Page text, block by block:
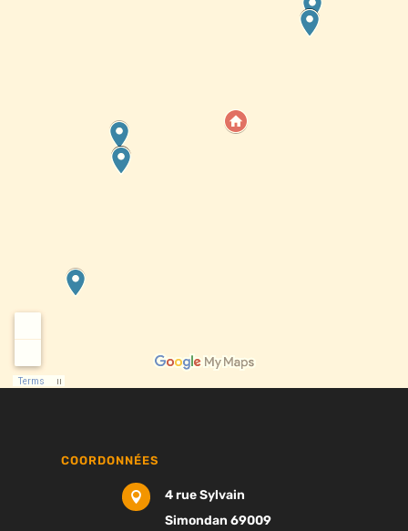
COORDONNÉES

4 rue Sylvain
Simondan 69009